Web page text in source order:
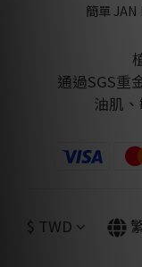
簡單
通過SGS重
油肌
$ TWD